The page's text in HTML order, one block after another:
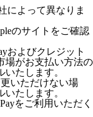
によって異なりま
のサイトをご確認
およびクレジット
場がお支払い方法の
たします。
いただけない場
たします。
をご利用いただく